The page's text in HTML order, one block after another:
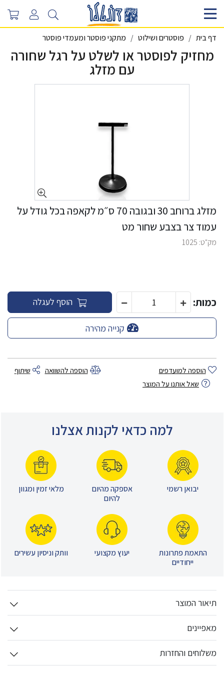
דף בית פוסטרים ושילוט מתקני פוסטר ומעמדי פוסטר
מחזיק לפוסטר או לשלט על רגל שחורה
עם מזלג
מזלג ברוחב 30 ובגובה 70 ס״מ לקאפה בכל גודל על
עמוד צר בצבע שחור מט
מק"ט: 1025
כמות: הוסף לעגלה
קנייה מהירה
הוספה למועדפים הוספה להשוואה
שיתוף
שאל אותנו על המוצר
למה כדאי לקנות אצלנו
יבואן רשמי
אספקה מהיום
להיום
מלאי זמין ומגוון
התאמת פתרונות
ייחודיים
יעוץ מקצועי וותק וניסיון עשירים
תיאור המוצר
מאפיינים
משלוחים והחזרות